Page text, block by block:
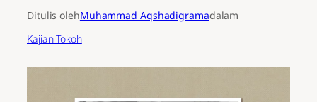
Ditulis olehMuhammad Aqshadigramadalam
Kajian Tokoh